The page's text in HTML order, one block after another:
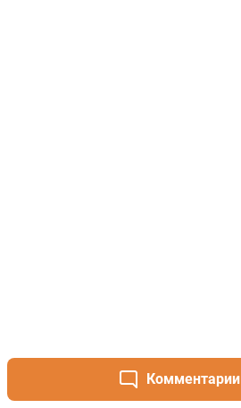
Комментарии